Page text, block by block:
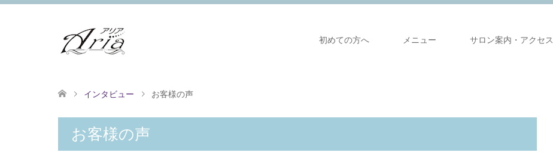
初めての方へ メニュー サロン案内・アクセス
インタビュー お客様の声
お客様の声